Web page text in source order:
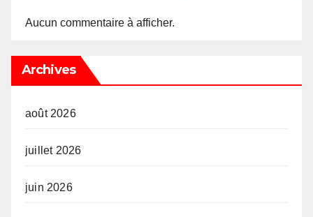
Aucun commentaire à afficher.
Archives
août 2026
juillet 2026
juin 2026